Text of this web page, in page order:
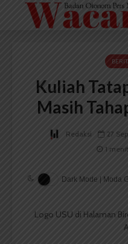
Kuliah
Masih
Redaksi 27
1
Dark Mode | Moda
Logo USU di Halaman